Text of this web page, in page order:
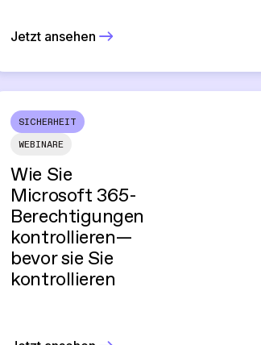
Jetzt ansehen
SICHERHEIT
WEBINARE
Wie Sie
Microsoft 365-
Berechtigungen
kontrollieren—
bevor sie Sie
kontrollieren